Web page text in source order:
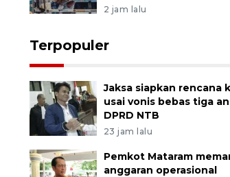
2 jam lalu
Terpopuler
Jaksa siapkan rencana
usai vonis bebas tiga
DPRD NTB
23 jam lalu
Pemkot Mataram
anggaran operasional